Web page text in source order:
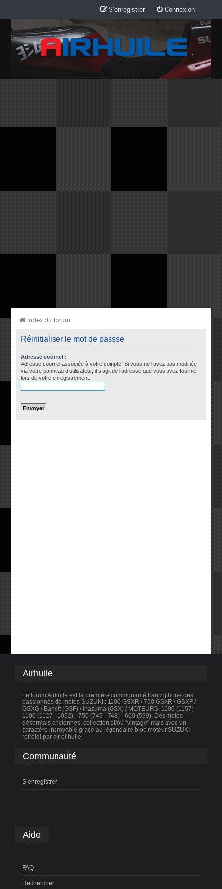
Connexion
S’enregistrer
Index du forum
Réinitialiser le mot de passse
Adresse courriel :
Adresse courriel associée à votre compte. Si vous ne l’avez pas modifiée
via votre panneau d’utilisateur, il s’agit de l’adresse que vous avez fournie
lors de votre enregistrement.
Airhuile
Le forum Airhuile est la première communauté francophone des
passionnés de motos SUZUKI : 1100 GSXR / 750 GSXR / GSXF /
GSXG / Bandit (GSF) / Inazuma (GSX) / MOTEURS: 1200 (1157) -
1100 (1127 - 1052) - 750 (749 - 748) - 600 (599). Des motos
désormais anciennes, collection et/ou "vintage" mais avec un
caractère incroyable graçe au légendaire bloc moteur SUZUKI
refroidi par air et huile.
Communauté
S’enregistrer
Aide
FAQ
Rechercher